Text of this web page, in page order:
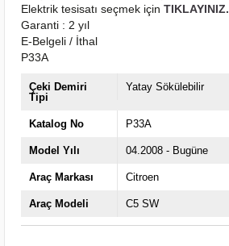
Elektrik tesisatı seçmek için TIKLAYINIZ.
Garanti : 2 yıl
E-Belgeli / İthal
P33A
Çeki Demiri
Tipi
Yatay Sökülebilir
Katalog No P33A
Model Yılı 04.2008 - Bugüne
Araç Markası Citroen
Araç Modeli C5 SW